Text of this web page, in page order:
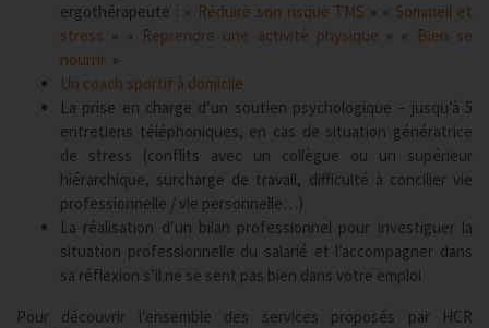
ergothérapeute : « Réduire son risque TMS » « Sommeil et
stress » « Reprendre une activité physique » «
Bien se
nourrir »
Un coach sportif à domicile
La prise en charge d’un soutien psychologique – jusqu’à 5
entretiens téléphoniques, en cas de situation génératrice
de stress (conflits avec un collègue ou un supérieur
hiérarchique, surcharge de travail, difficulté à concilier vie
professionnelle / vie personnelle…)
La réalisation d’un bilan professionnel pour investiguer la
situation professionnelle du salarié et l’accompagner dans
sa réflexion s’il ne se sent pas bien dans votre emploi
Pour découvrir l’ensemble des services proposés par HCR